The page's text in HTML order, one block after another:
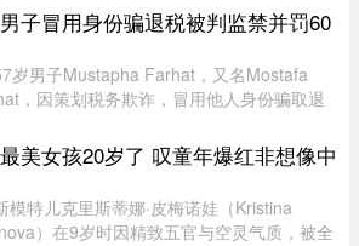
祝贺声中，也会有人好奇：邓煜研究的狭义
特第六问题和王虹研 ...
子冒用身份骗退税被判监禁并罚60
岁男子Mustapha Farhat，又名Mostafa
，因策划税务欺诈，冒用他人身份骗取退
款。
美女孩20岁了 叹童年爆红非想像中
模特儿克里斯蒂娜·皮梅诺娃（Kristina
）在9岁时因精致五官与空灵气质，被全